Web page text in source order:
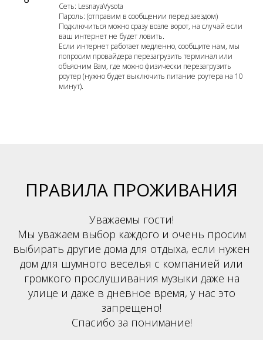
Сеть: LesnayaVysota
Пароль: (отправим в сообщении перед заездом)
Подключиться можно сразу возле ворот, на случай если
ваш интернет не будет ловить.
Если интернет работает медленно, сообщите нам, мы
попросим провайдера перезагрузить терминал или
объясним Вам, где можно физически перезагрузить
роутер (нужно будет выключить питание роутера на 10
минут).
ПРАВИЛА ПРОЖИВАНИЯ
Уважаемы гости!
Мы уважаем выбор каждого и очень просим
выбирать другие дома для отдыха, если нужен
дом для шумного веселья с компанией или
громкого прослушивания музыки даже на
улице и даже в дневное время, у нас это
запрещено!
Спасибо за понимание!